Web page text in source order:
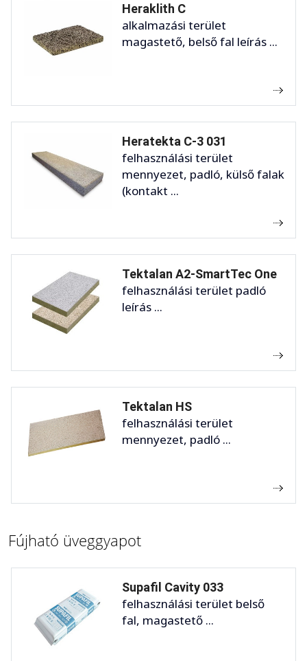
Heraklith C
alkalmazási terület
magastető, belső fal leírás ...
Heratekta C-3 031
felhasználási terület
mennyezet, padló, külső falak
(kontakt ...
Tektalan A2-SmartTec One
felhasználási terület padló
leírás ...
Tektalan HS
felhasználási terület
mennyezet, padló ...
Fújható üveggyapot
Supafil Cavity 033
felhasználási terület belső
fal, magastető ...